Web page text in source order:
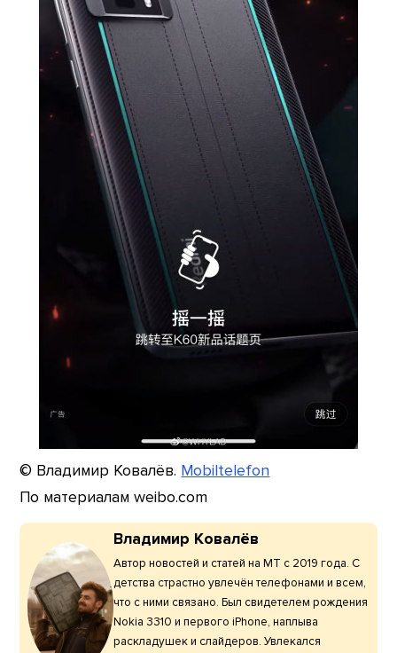
© Владимир Ковалёв. Mobiltelefon
По материалам weibo.com
Владимир Ковалёв
Автор новостей и статей на МТ с 2019 года. С
детства страстно увлечён телефонами и всем,
что с ними связано. Был свидетелем рождения
Nokia 3310 и первого iPhone, наплыва
раскладушек и слайдеров. Увлекался